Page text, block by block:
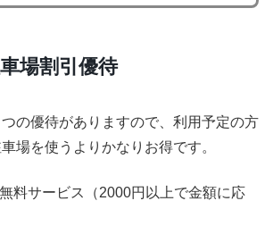
場割引優待
の優待がありますので、利用予定の方
場を使うよりかなりお得です。
料サービス（2000円以上で金額に応